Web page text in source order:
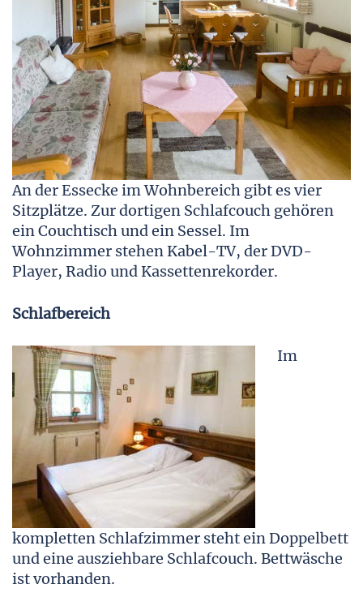
An der Essecke im Wohnbereich gibt es vier
Sitzplätze. Zur dortigen Schlafcouch gehören
ein Couchtisch und ein Sessel. Im
Wohnzimmer stehen Kabel-TV, der DVD-
Player, Radio und Kassettenrekorder.
Schlafbereich
Im
kompletten Schlafzimmer steht ein Doppelbett
und eine ausziehbare Schlafcouch. Bettwäsche
ist vorhanden.